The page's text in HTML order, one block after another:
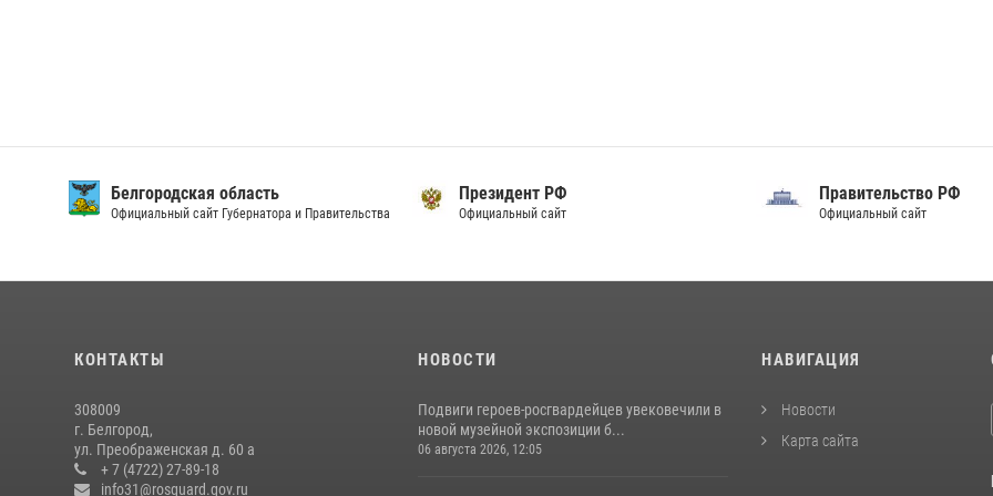
Белгородская область
Официальный сайт Губернатора и Правительства
Президент РФ
Официальный сайт
Правительство РФ
Официальный сайт
КОНТАКТЫ
308009
г. Белгород,
ул. Преображенская д. 60 а
+ 7 (4722) 27-89-18
info31@rosguard.gov.ru
НОВОСТИ
Подвиги героев‑росгвардейцев увековечили в
новой музейной экспозиции б...
06 августа 2026, 12:05
НАВИГАЦИЯ
Новости
Карта сайта